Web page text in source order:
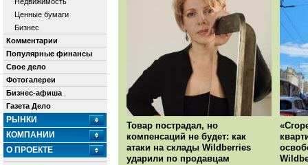
Ценные бумаги
Бизнес
Комментарии
Популярные финансы
Свое дело
Фотогалереи
Бизнес-афиша
Газета Дело
РЫНКИ
КОМПАНИИ
О ПРОЕКТЕ
Товар пострадал, но
компенсаций не будет: как
атаки на склады Wildberries
ударили по продавцам